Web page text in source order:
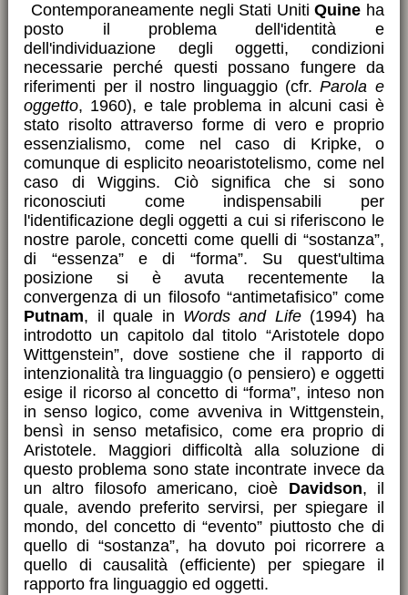
Contemporaneamente negli Stati UnitiQuine ha
posto il problema dell'identità e
dell'individuazione degli oggetti, condizioni
necessarie perché questi possano fungere da
riferimenti per il nostro linguaggio (cfr.Parola e
oggetto, 1960), e tale problema in alcuni casi è
stato risolto attraverso forme di vero e proprio
essenzialismo, come nel caso di Kripke, o
comunque di esplicito neoaristotelismo, come nel
caso di Wiggins. Ciò significa che si sono
riconosciuti come indispensabili per
l'identificazione degli oggetti a cui si riferiscono le
nostre parole, concetti come quelli di “sostanza”,
di “essenza” e di “forma”. Su quest'ultima
posizione si è avuta recentemente la
convergenza di un filosofo “antimetafisico” come
Putnam, il quale in Words and Life(1994) ha
introdotto un capitolo dal titolo “Aristotele dopo
Wittgenstein”, dove sostiene che il rapporto di
intenzionalità tra linguaggio (o pensiero) e oggetti
esige il ricorso al concetto di “forma”, inteso non
in senso logico, come avveniva in Wittgenstein,
bensì in senso metafisico, come era proprio di
Aristotele. Maggiori difficoltà alla soluzione di
questo problema sono state incontrate invece da
un altro filosofo americano, cioè Davidson, il
quale, avendo preferito servirsi, per spiegare il
mondo, del concetto di “evento” piuttosto che di
quello di “sostanza”, ha dovuto poi ricorrere a
quello di causalità (efficiente) per spiegare il
rapporto fra linguaggio ed oggetti.